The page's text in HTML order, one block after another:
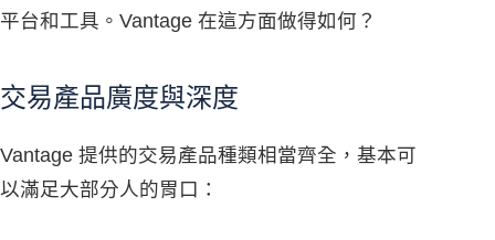
平台和工具。Vantage 在這方面做得如何？
交易產品廣度與深度
Vantage 提供的交易產品種類相當齊全，基本可
以滿足大部分人的胃口：